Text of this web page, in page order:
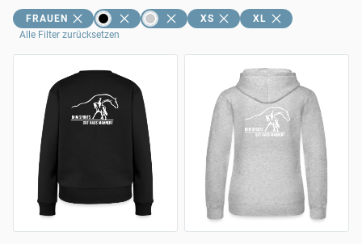
FRAUEN XS
XL
Alle Filter zurücksetzen